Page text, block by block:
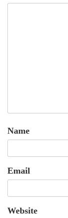
Name
Email
Website